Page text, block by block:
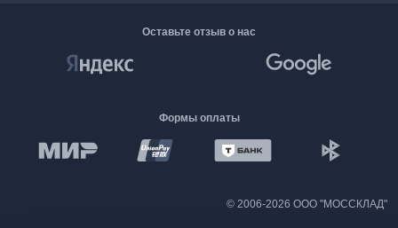
Оставьте отзыв о нас
Формы оплаты
© 2006-2026 ООО "МОССКЛАД"